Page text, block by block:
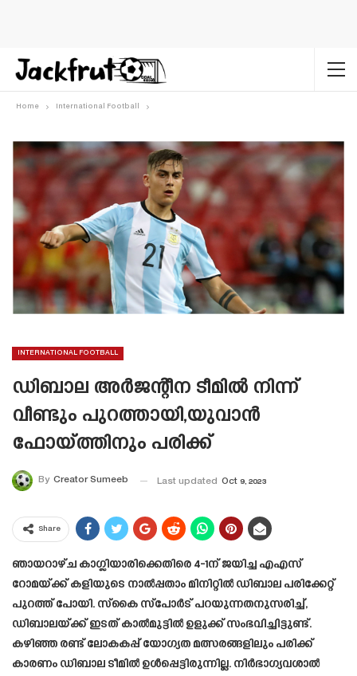
Home International Football
INTERNATIONAL FOOTBALL
ഡിബാല അർജന്റീന ടീമിൽ നിന്ന്
വീണ്ടും പുറത്തായി,യുവാൻ
ഫോയ്ത്തിനും പരിക്ക്
By Creator Sumeeb Last updated Oct 9, 2023
Share
ഞായറാഴ്ച കാഗ്ലിയാരിക്കെതിരെ 4-1ന് ജയിച്ച എഎസ്
റോമയ്ക്ക് കളിയുടെ നാൽപ്പതാം മിനിറ്റിൽ ഡിബാല പരിക്കേറ്റ്
പുറത്ത് പോയി. സ്‌കൈ സ്‌പോർട് പറയുന്നതനുസരിച്ച്,
ഡിബാലയ്ക്ക് ഇടത് കാൽമുട്ടിൽ ഉളുക്ക് സംഭവിച്ചിട്ടുണ്ട്.
കഴിഞ്ഞ രണ്ട് ലോകകപ്പ് യോഗ്യത മത്സരങ്ങളിലും പരിക്ക്
കാരണം ഡിബാല ടീമിൽ ഉൾപ്പെട്ടിരുന്നില്ല. നിർഭാഗ്യവശാൽ